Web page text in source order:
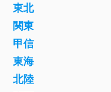
東北
関東
甲信
東海
北陸